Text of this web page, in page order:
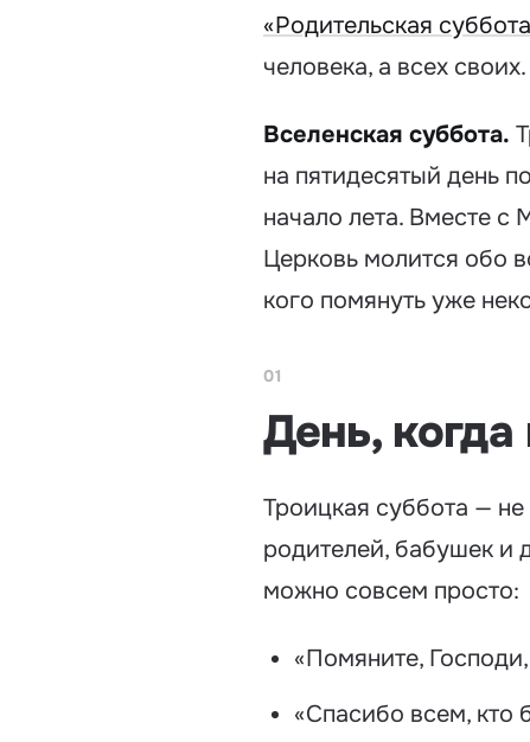
«Родительская
человека, а всех своих.
Вселенская суббота.
на пятидесятый день
начало лета. Вместе с
Церковь молится обо
кого помянуть уже
01
День,
Троицкая суббота —
родителей, бабушек и
можно совсем просто:
«Помяните,
«Спасибо всем,